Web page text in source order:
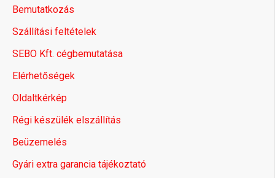
Bemutatkozás
Szállítási feltételek
SEBO Kft. cégbemutatása
Elérhetőségek
Oldaltkérkép
Régi készülék elszállítás
Beüzemelés
Gyári extra garancia tájékoztató